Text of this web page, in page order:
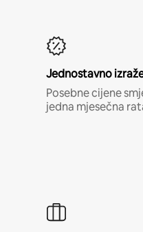
Jednostavno
Posebne cijene
jedna mjesečna